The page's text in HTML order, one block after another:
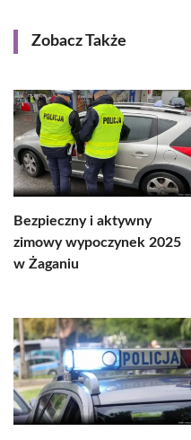
Zobacz Także
Bezpieczny i aktywny
zimowy wypoczynek 2025
w Żaganiu